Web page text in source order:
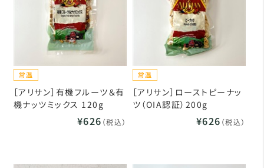
［アリサン］有機フルーツ＆有
機ナッツミックス 120g
¥626 （税込）
［アリサン］ローストピーナッ
ツ（OIA認証）200g
¥626 （税込）